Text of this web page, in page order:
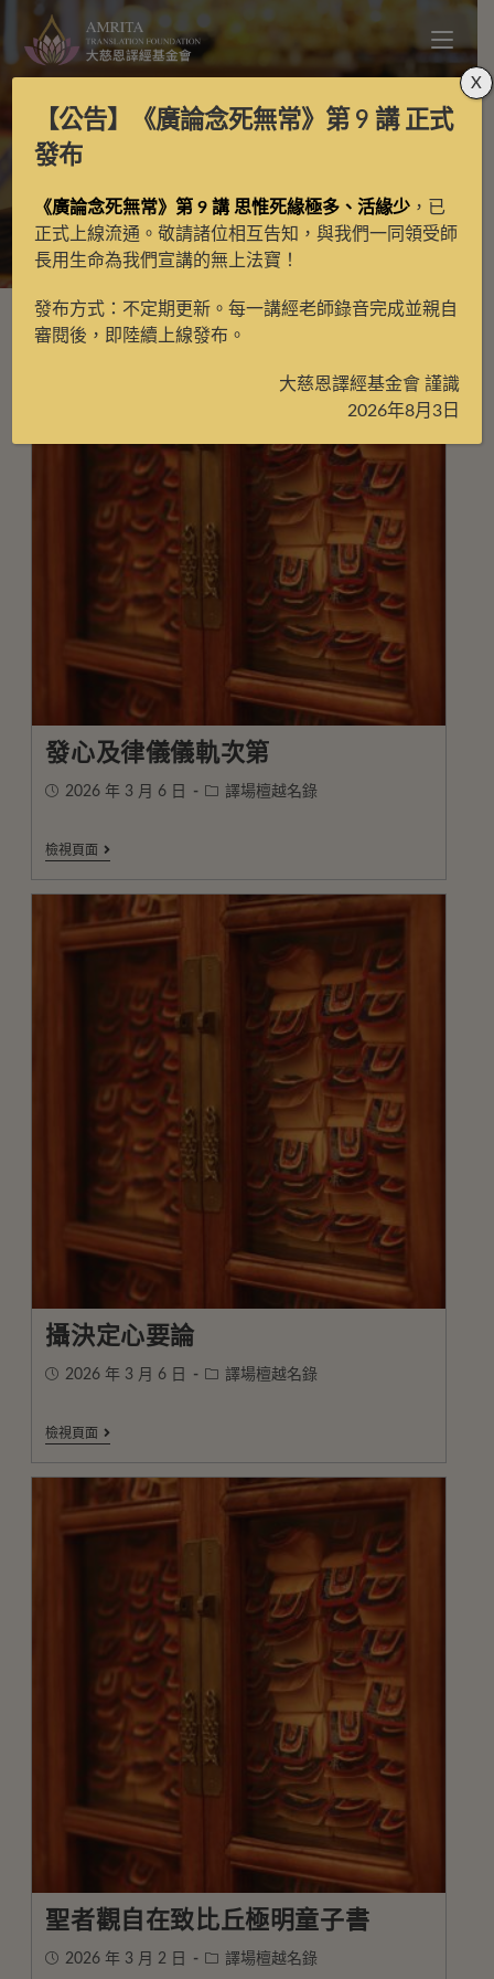
> 月光藏 > 譯場檀越名錄 > 第4頁
發心及律儀儀軌次第
2026 年 3 月 6 日 譯場檀越名錄
檢視頁面
攝決定心要論
2026 年 3 月 6 日 譯場檀越名錄
檢視頁面
聖者觀自在致比丘極明童子書
2026 年 3 月 2 日 譯場檀越名錄
【公告】 《廣論念死無常》第 9 講正式
發布
《廣論念死無常》第 9 講 思惟死緣極多、活緣少 ，已
正式上線流通。敬請諸位相互告知，與我們一同領受師
長用生命為我們宣講的無上法寶！
發布方式：不定期更新。每一講經老師錄音完成並親自
審閱後，即陸續上線發布。
大慈恩譯經基金會 謹識
2026年8月3日
X